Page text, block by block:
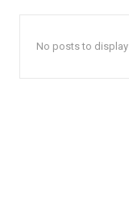
No posts to display